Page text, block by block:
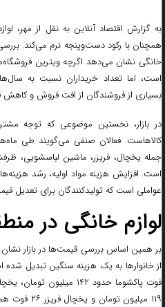
همچنان با رکود دست‌وپنجه نرم می‌کند.
خانگی نشان می‌دهد اگرچه ویترین
است، اما تعداد خریداران نسبت به
بسیاری از فروشندگان از افت فروش و کاهش
در بازار، نخستین موضوعی که توجه
کالاهاست. فعالان صنفی می‌گویند طی
جمله یخچال، فریزر، ماشین لباسشویی،
است. افزایش هزینه مواد اولیه، رشد
عواملی است که تولیدکنندگان برای تعدیل
لوازم خانگی در
بر همین اساس بررسی قیمت‌ها در بازار